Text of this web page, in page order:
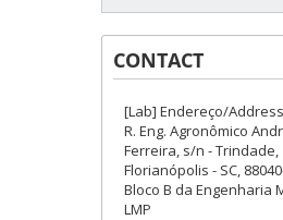
CONTACT
[Lab] Endereço/
R. Eng. Agronômico
Ferreira, s/n - Trindade,
Florianópolis - SC,
Bloco B da Engenharia
LMP